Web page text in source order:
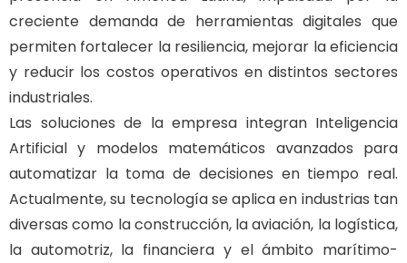
creciente demanda de herramientas digitales que
permiten fortalecer la resiliencia, mejorar la eficiencia
y reducir los costos operativos en distintos sectores
industriales.
Las soluciones de la empresa integran Inteligencia
Artificial y modelos matemáticos avanzados para
automatizar la toma de decisiones en tiempo real.
Actualmente, su tecnología se aplica en industrias tan
diversas como la construcción, la aviación, la logística,
la automotriz, la financiera y el ámbito marítimo-